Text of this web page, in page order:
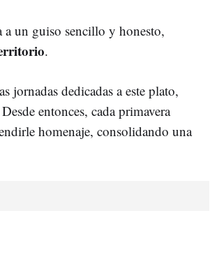
a un guiso sencillo y honesto,
.
jornadas dedicadas a este plato,
entonces, cada primavera
homenaje, consolidando una